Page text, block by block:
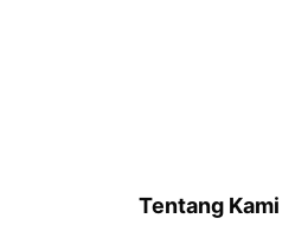
Tentang Kami